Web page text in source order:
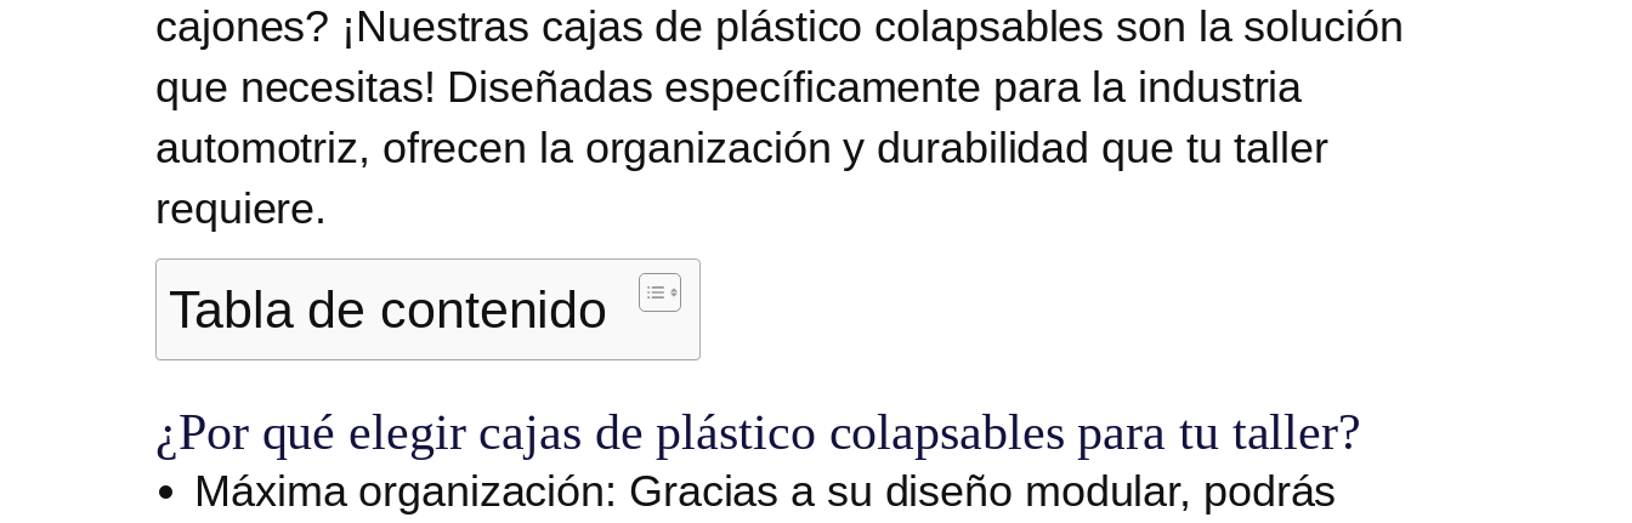
cajones? ¡Nuestras cajas de plástico colapsables son la solución
que necesitas! Diseñadas específicamente para la industria
automotriz, ofrecen la organización y durabilidad que tu taller
requiere.
Tabla de contenido
¿Por qué elegir cajas de plástico colapsables para tu taller?
Máxima organización: Gracias a su diseño modular, podrás